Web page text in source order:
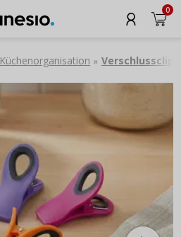
0
Küchenorganisation »